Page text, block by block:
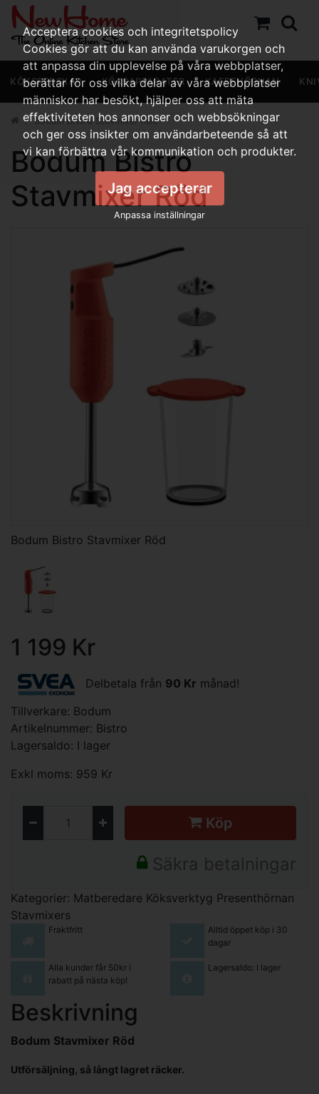
KÖKSREDSKAP KÖKSAPPARATER KAFFEHÖRNAN
Bodum Bistro Stavmixer Röd
Bodum Bistro
Stavmixer Röd
Bodum Bistro Stavmixer Röd
1 199 Kr
Delbetala från 90 Kr månad!
Tillverkare: Bodum
Artikelnummer: Bistro
Lagersaldo: I lager
Exkl moms: 959 Kr
Köp
Säkra betalningar
Kategorier: Matberedare Köksverktyg Presenthörnan
Stavmixers
Fraktfritt
Alltid öppet köp i 30
dagar
Alla kunder får 50kr i
rabatt på nästa köp!
Lagersaldo: I lager
Beskrivning
Bodum Stavmixer Röd
Utförsäljning, så långt lagret räcker.
Acceptera cookies och integritetspolicy
Cookies gör att du kan använda varukorgen och
att anpassa din upplevelse på våra webbplatser,
berättar för oss vilka delar av våra webbplatser
människor har besökt, hjälper oss att mäta
effektiviteten hos annonser och webbsökningar
och ger oss insikter om användarbeteende så att
vi kan förbättra vår kommunikation och produkter.
Jag accepterar
Anpassa inställningar